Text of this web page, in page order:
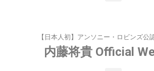
【日本人初】アンソニー・ロビンズ公
内藤将貴 Official